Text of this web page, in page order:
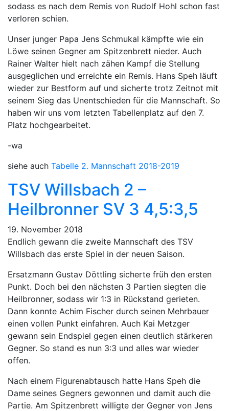
sodass es nach dem Remis von Rudolf Hohl schon fast
verloren schien.
Unser junger Papa Jens Schmukal kämpfte wie ein
Löwe seinen Gegner am Spitzenbrett nieder. Auch
Rainer Walter hielt nach zähen Kampf die Stellung
ausgeglichen und erreichte ein Remis. Hans Speh läuft
wieder zur Bestform auf und sicherte trotz Zeitnot mit
seinem Sieg das Unentschieden für die Mannschaft. So
haben wir uns vom letzten Tabellenplatz auf den 7.
Platz hochgearbeitet.
-wa
siehe auch Tabelle 2. Mannschaft 2018-2019
TSV Willsbach 2 –
Heilbronner SV 3 4,5:3,5
19. November 2018
Endlich gewann die zweite Mannschaft des TSV
Willsbach das erste Spiel in der neuen Saison.
Ersatzmann Gustav Döttling sicherte früh den ersten
Punkt. Doch bei den nächsten 3 Partien siegten die
Heilbronner, sodass wir 1:3 in Rückstand gerieten.
Dann konnte Achim Fischer durch seinen Mehrbauer
einen vollen Punkt einfahren. Auch Kai Metzger
gewann sein Endspiel gegen einen deutlich stärkeren
Gegner. So stand es nun 3:3 und alles war wieder
offen.
Nach einem Figurenabtausch hatte Hans Speh die
Dame seines Gegners gewonnen und damit auch die
Partie. Am Spitzenbrett willigte der Gegner von Jens